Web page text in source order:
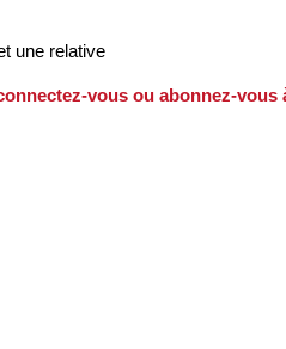
une relative
vous ou abonnez-vous